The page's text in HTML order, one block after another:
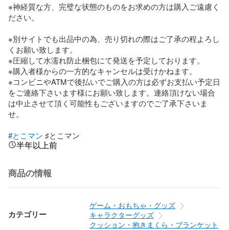
※神経質な方、完璧な状態のものをお求めの方は購入ご遠慮く
ださい。
※別サイトでも出品中の為、売り切れの際はご了承の程よろし
くお願い致します。
※圧縮して水濡れ防止梱包にて発送を予定しております。
※購入者様からの一方的なキャンセルは受けかねます。
※コンビニやATMで後払いでご購入の方は必ずお支払い予定日
をご連絡下さいます様にお願い致します。連絡頂けない場合
は中止させて頂く可能性もございますのでご了承下さいま
せ。
#とこマン ♯とこマン
半年以上前
商品の情報
カテゴリー
ゲーム・おもちゃ・グッズ
キャラクターグッズ
クッション・抱きまくら・ブランケット